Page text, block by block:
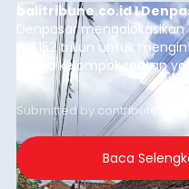
balitribune.co.id I
Denpasar
Rp1,152 triliun untuk
warga kelompok rentan
garis kemiskinan.
guna menjaga
kelompok desil 5 dan 6
merosot ke kategori
Submitted by contributor
Baca